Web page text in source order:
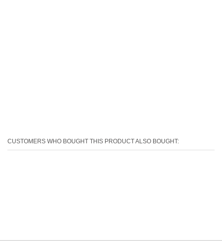
CUSTOMERS WHO BOUGHT THIS PRODUCT ALSO BOUGHT: